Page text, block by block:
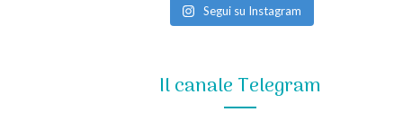
Segui su Instagram
Il canale Telegram